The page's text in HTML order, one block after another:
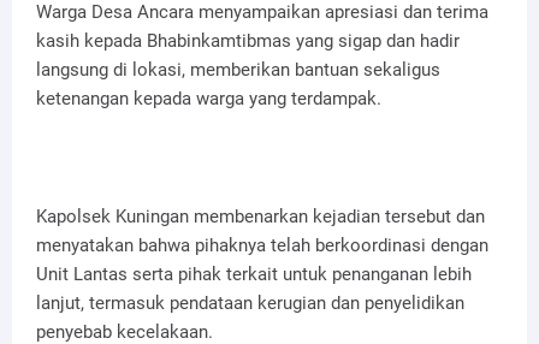
Warga Desa Ancara menyampaikan apresiasi dan terima
kasih kepada Bhabinkamtibmas yang sigap dan hadir
langsung di lokasi, memberikan bantuan sekaligus
ketenangan kepada warga yang terdampak.
Kapolsek Kuningan membenarkan kejadian tersebut dan
menyatakan bahwa pihaknya telah berkoordinasi dengan
Unit Lantas serta pihak terkait untuk penanganan lebih
lanjut, termasuk pendataan kerugian dan penyelidikan
penyebab kecelakaan.